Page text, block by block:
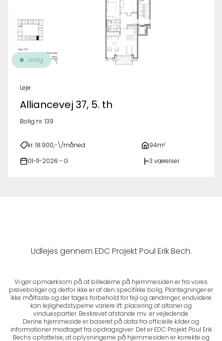
Ledig
Leje
Alliancevej 37, 5. th
Bolig nr. 139
kr. 18.900,-\/måned 94m²
01-11-2026 - G 3 værelser
Udlejes gennem EDC Projekt Poul Erik Bech.
Vi gør opmærksom på at billederne på hjemmesiden er fra vores
prøveboliger og derfor ikke er af den specifikke bolig. Plantegninger er
ikke målfaste og der tages forbehold for fejl og ændringer, endvidere
kan lejlighedstyperne variere ift. placering af altaner og
vinduespartier. Beskrevet afstande mv. er vejledende.
Denne hjemmeside er baseret på data fra officielle kilder og
informationer modtaget fra opdragsgiver. Det er EDC Projekt Poul Erik
Bechs opfattelse, at oplysningerne på hjemmesiden er korrekte og